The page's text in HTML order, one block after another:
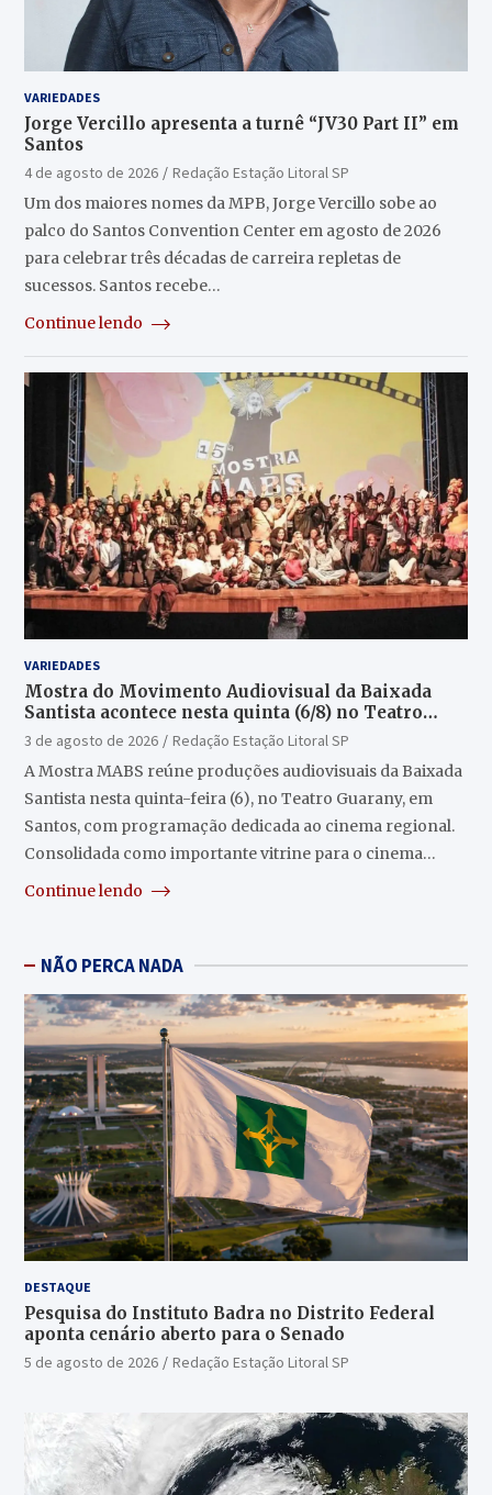
VARIEDADES
Jorge Vercillo apresenta a turnê “JV30 Part II” em
Santos
4 de agosto de 2026
Redação Estação Litoral SP
Um dos maiores nomes da MPB, Jorge Vercillo sobe ao
palco do Santos Convention Center em agosto de 2026
para celebrar três décadas de carreira repletas de
sucessos. Santos recebe…
Continue lendo
VARIEDADES
Mostra do Movimento Audiovisual da Baixada
Santista acontece nesta quinta (6/8) no Teatro
Guarany
3 de agosto de 2026
Redação Estação Litoral SP
A Mostra MABS reúne produções audiovisuais da Baixada
Santista nesta quinta-feira (6), no Teatro Guarany, em
Santos, com programação dedicada ao cinema regional.
Consolidada como importante vitrine para o cinema…
Continue lendo
NÃO PERCA NADA
DESTAQUE
Pesquisa do Instituto Badra no Distrito Federal
aponta cenário aberto para o Senado
5 de agosto de 2026 Redação Estação Litoral SP